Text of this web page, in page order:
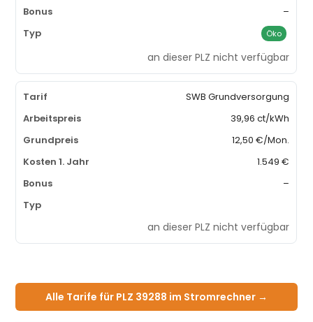
–
Öko
an dieser PLZ nicht verfügbar
SWB Grundversorgung
39,96 ct/kWh
12,50 €/Mon.
1.549 €
–
an dieser PLZ nicht verfügbar
Alle Tarife für PLZ 39288 im Stromrechner →